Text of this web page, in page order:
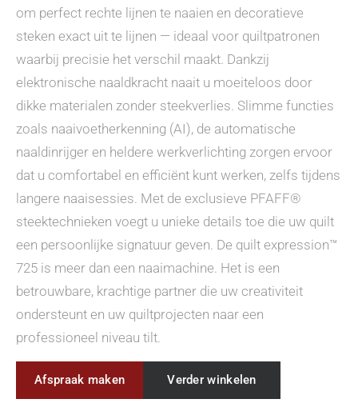
om perfect rechte lijnen te naaien en decoratieve
steken exact uit te lijnen — ideaal voor quiltpatronen
waarbij precisie het verschil maakt. Dankzij
elektronische naaldkracht naait u moeiteloos door
dikke materialen zonder steekverlies. Slimme functies
zoals naaivoetherkenning (AI), de automatische
naaldinrijger en heldere werkverlichting zorgen ervoor
dat u comfortabel en efficiënt kunt werken, zelfs tijdens
langere naaisessies. Met de exclusieve PFAFF®
steektechnieken voegt u unieke details toe die uw quilt
een persoonlijke signatuur geven. De quilt expression™
725 is meer dan een naaimachine. Het is een
betrouwbare, krachtige partner die uw creativiteit
ondersteunt en uw quiltprojecten naar een
professioneel niveau tilt.
Afspraak maken Verder winkelen